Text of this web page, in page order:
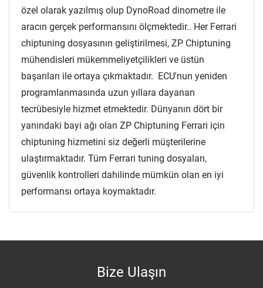
özel olarak yazılmış olup DynoRoad dinometre ile
aracın gerçek performansını ölçmektedir.. Her Ferrari
chiptuning dosyasının geliştirilmesi, ZP Chiptuning
mühendisleri mükemmeliyetçilikleri ve üstün
başarıları ile ortaya çıkmaktadır. ECU'nun yeniden
programlanmasında uzun yıllara dayanan
tecrübesiyle hizmet etmektedir. Dünyanın dört bir
yanındaki bayi ağı olan ZP Chiptuning Ferrari için
chiptuning hizmetini siz değerli müşterilerine
ulaştırmaktadır. Tüm Ferrari tuning dosyaları,
güvenlik kontrolleri dahilinde mümkün olan en iyi
performansı ortaya koymaktadır.
Bize Ulaşın